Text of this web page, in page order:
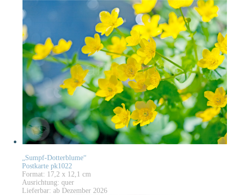
„Sumpf-Dotterblume“
Postkarte pk1022
Format: 17,2 x 12,1 cm
Ausrichtung: quer
Lieferbar: ab Dezember 2026